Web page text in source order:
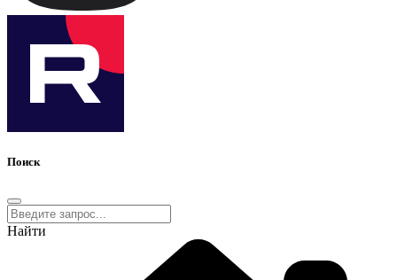
Поиск
Найти